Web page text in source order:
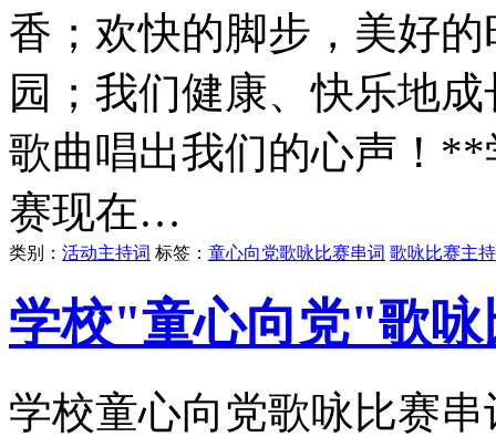
香；欢快的脚步，美好
园；我们健康、快乐地
歌曲唱出我们的心声！
赛现在…
类别： 活动主持词 标签： 童心向党歌咏比赛串词 歌咏比赛主
学校"童心向党"歌咏
学校童心向党歌咏比赛